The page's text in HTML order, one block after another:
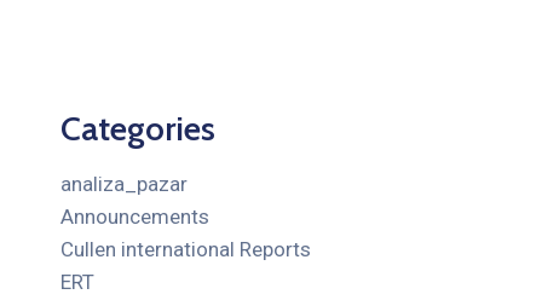
Categories
analiza_pazar
Announcements
Cullen international Reports
ERT